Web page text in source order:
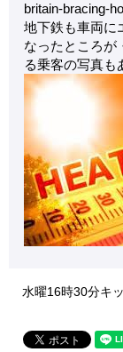
britain-bracing-
地下鉄も車両に
なったところが
る乗客の写真も
水曜16時30分キ